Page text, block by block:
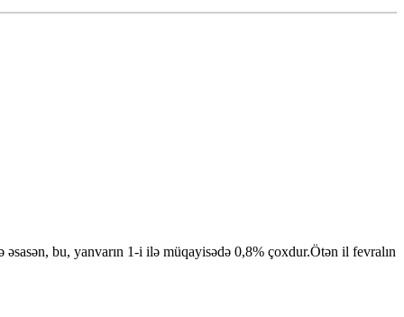
bu, yanvarın 1-i ilə müqayisədə 0,8% çoxdur.Ötən il fevralın